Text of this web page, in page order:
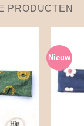
PRODUCTEN
Nieuw